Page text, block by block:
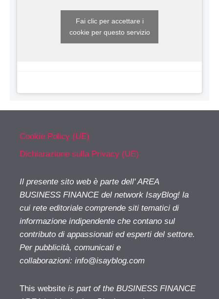
Fai clic per accettare i
cookie per questo servizio
Cookie Policy (UE)
Dichiarazione sulla Privacy (UE)
Il presente sito web è parte dell' AREA
BUSINESS FINANCE del network IsayBlog! la
cui rete editoriale comprende siti tematici di
informazione indipendente che contano sul
contributo di appassionati ed esperti del settore.
Per pubblicità, comunicati e
collaborazioni: info@isayblog.com
This website is part of the BUSINESS FINANCE